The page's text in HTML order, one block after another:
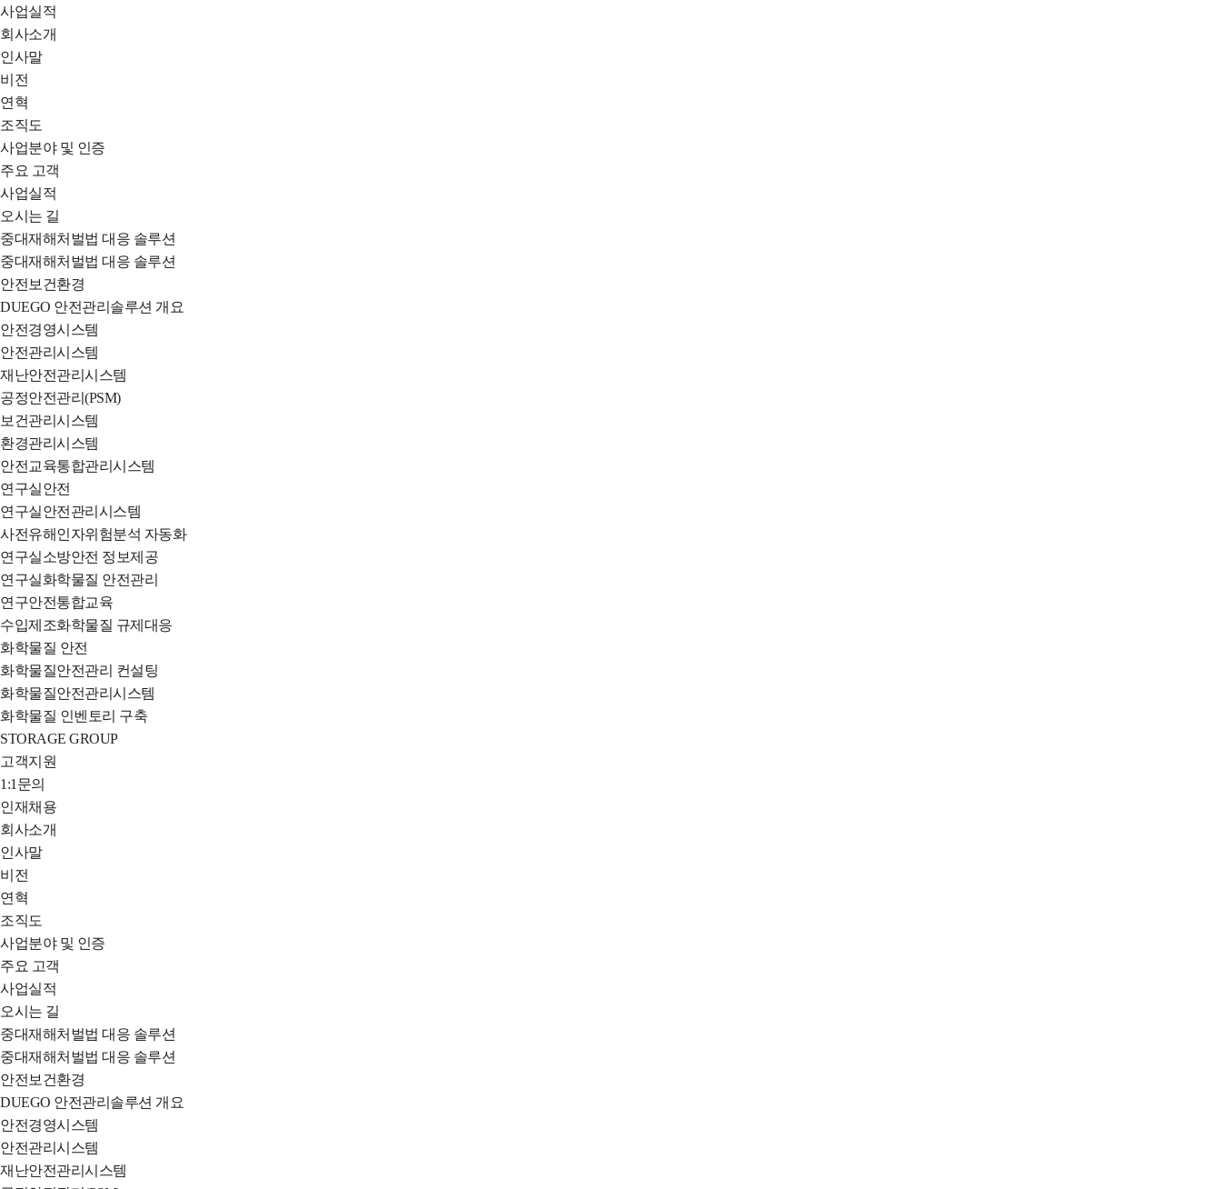
DUEGO
SYSTEM
사업실적
회사소개
인사말
비전
연혁
조직도
사업분야 및 인증
주요 고객
사업실적
오시는 길
중대재해처벌법 대응 솔루션
중대재해처벌법 대응 솔루션
안전보건환경
DUEGO 안전관리솔루션 개요
안전경영시스템
안전관리시스템
재난안전관리시스템
공정안전관리(PSM)
보건관리시스템
환경관리시스템
안전교육통합관리시스템
연구실안전
연구실안전관리시스템
사전유해인자위험분석 자동화
연구실소방안전 정보제공
연구실화학물질 안전관리
연구안전통합교육
수입제조화학물질 규제대응
화학물질 안전
화학물질안전관리 컨설팅
화학물질안전관리시스템
화학물질 인벤토리 구축
STORAGE GROUP
고객지원
1:1문의
인재채용
전
체
메
뉴
열
기
회사소개
인사말
비전
연혁
조직도
사업분야 및 인증
주요 고객
사업실적
오시는 길
중대재해처벌법 대응 솔루션
중대재해처벌법 대응 솔루션
안전보건환경
DUEGO 안전관리솔루션 개요
안전경영시스템
안전관리시스템
재난안전관리시스템